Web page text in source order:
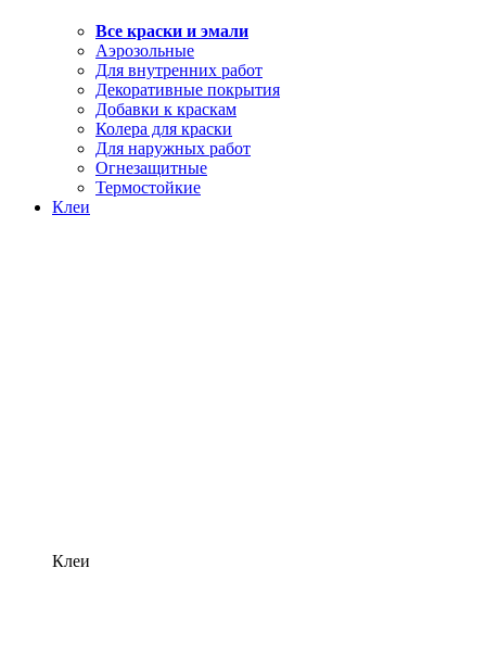
Все краски и эмали
Аэрозольные
Для внутренних работ
Декоративные покрытия
Добавки к краскам
Колера для краски
Для наружных работ
Огнезащитные
Термостойкие
Клеи
Клеи